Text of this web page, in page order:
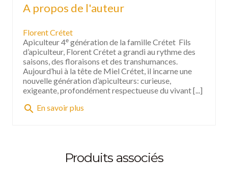
A propos de l'auteur
Florent Crétet
Apiculteur 4ᵉ génération de la famille Crétet Fils
d’apiculteur, Florent Crétet a grandi au rythme des
saisons, des floraisons et des transhumances.
Aujourd’hui à la tête de Miel Crétet, il incarne une
nouvelle génération d’apiculteurs: curieuse,
exigeante, profondément respectueuse du vivant [...]
search En savoir plus
Produits associés